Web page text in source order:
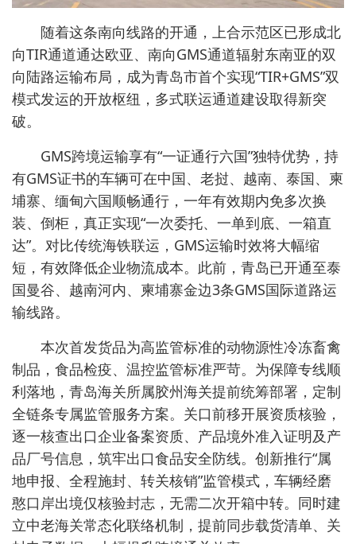
随着这条南向线路的开通，上合示范区已形成北
向TIR通道通达欧亚、南向GMS通道辐射东南亚的双
向陆路运输布局，成为青岛市首个实现“TIR+GMS”双
模式发运的开放枢纽，多式联运通道建设取得新突
破。
GMS跨境运输享有“一证通行六国”独特优势，持
有GMS证书的车辆可在中国、老挝、越南、泰国、柬
埔寨、缅甸六国顺畅通行，一年有效期内免多次换
装、倒柜，真正实现“一次委托、一单到底、一箱直
达”。对比传统海铁联运，GMS运输时效将大幅缩
短，有效降低企业物流成本。此前，青岛已开通至泰
国曼谷、越南河内、柬埔寨金边3条GMS国际道路运
输线路。
本次首发货品为高监管标准的动物源性冷冻畜禽
制品，食品检疫、温控监管标准严苛。为保障专线顺
利落地，青岛海关所属胶州海关提前统筹部署，定制
全链条专属监管服务方案。关口前移开展资质核验，
逐一核查出口企业备案资质、产品境外准入证明及产
品厂号信息，筑牢出口食品安全防线。创新推行“属
地申报、全程施封、转关核销”监管模式，车辆经磨
憨口岸出境仅核验封志，无需二次开箱中转。同时建
立中老海关常态化联络机制，提前同步载货清单、关